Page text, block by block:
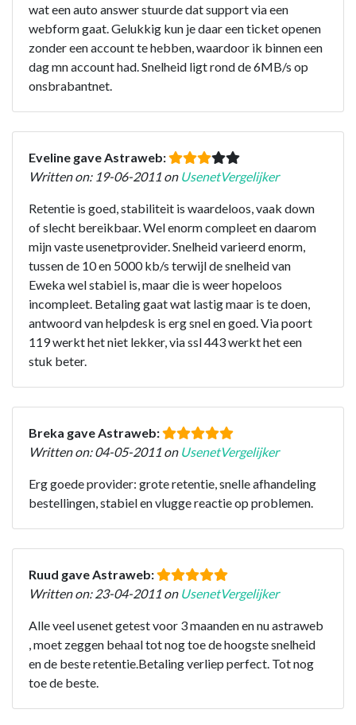
wat een auto answer stuurde dat support via een
webform gaat. Gelukkig kun je daar een ticket openen
zonder een account te hebben, waardoor ik binnen een
dag mn account had. Snelheid ligt rond de 6MB/s op
onsbrabantnet.
Eveline gave Astraweb:
Written on: 19-06-2011 on UsenetVergelijker
Retentie is goed, stabiliteit is waardeloos, vaak down
of slecht bereikbaar. Wel enorm compleet en daarom
mijn vaste usenetprovider. Snelheid varieerd enorm,
tussen de 10 en 5000 kb/s terwijl de snelheid van
Eweka wel stabiel is, maar die is weer hopeloos
incompleet. Betaling gaat wat lastig maar is te doen,
antwoord van helpdesk is erg snel en goed. Via poort
119 werkt het niet lekker, via ssl 443 werkt het een
stuk beter.
Breka gave Astraweb:
Written on: 04-05-2011 on UsenetVergelijker
Erg goede provider: grote retentie, snelle afhandeling
bestellingen, stabiel en vlugge reactie op problemen.
Ruud gave Astraweb:
Written on: 23-04-2011 on UsenetVergelijker
Alle veel usenet getest voor 3 maanden en nu astraweb
, moet zeggen behaal tot nog toe de hoogste snelheid
en de beste retentie.Betaling verliep perfect. Tot nog
toe de beste.